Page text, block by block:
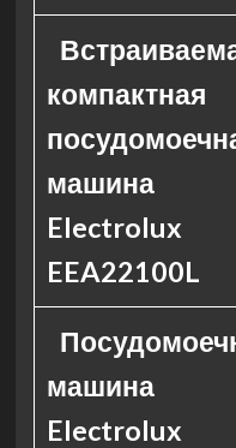
компактная
машина
Electrolux
EEA22100L
машина
Electrolux